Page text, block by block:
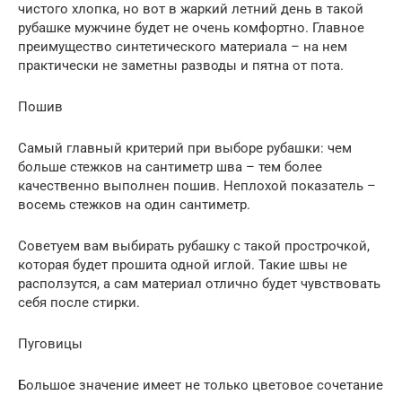
чистого хлопка, но вот в жаркий летний день в такой
рубашке мужчине будет не очень комфортно. Главное
преимущество синтетического материала – на нем
практически не заметны разводы и пятна от пота.
Пошив
Самый главный критерий при выборе рубашки: чем
больше стежков на сантиметр шва – тем более
качественно выполнен пошив. Неплохой показатель –
восемь стежков на один сантиметр.
Советуем вам выбирать рубашку с такой прострочкой,
которая будет прошита одной иглой. Такие швы не
расползутся, а сам материал отлично будет чувствовать
себя после стирки.
Пуговицы
Большое значение имеет не только цветовое сочетание